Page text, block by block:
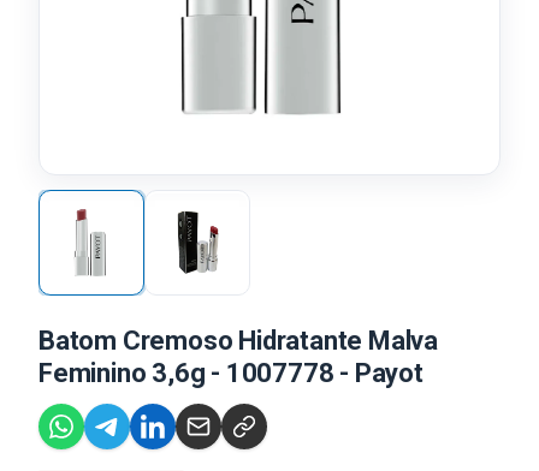
Batom Cremoso Hidratante Malva
Feminino 3,6g - 1007778 - Payot